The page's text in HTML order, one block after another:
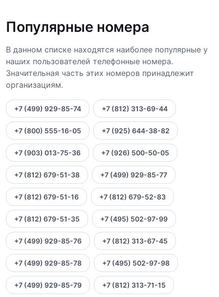
Популярные номера
В данном списке находятся наиболее популярные у
наших пользователей телефонные номера.
Значительная часть этих номеров принадлежит
организациям.
+7 (499) 929-85-74 +7 (812) 313-69-44
+7 (800) 555-16-05 +7 (925) 644-38-82
+7 (903) 013-75-36 +7 (926) 500-50-05
+7 (812) 679-51-38 +7 (499) 929-85-77
+7 (812) 679-51-16 +7 (812) 679-52-83
+7 (812) 679-51-35 +7 (495) 502-97-99
+7 (499) 929-85-76 +7 (812) 313-67-45
+7 (499) 929-85-78 +7 (495) 502-97-98
+7 (499) 929-85-79 +7 (812) 313-71-15